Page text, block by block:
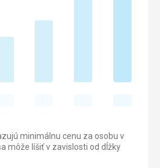
minimálnu cenu za osobu v
môže líšiť v zavislosti od dĺžky